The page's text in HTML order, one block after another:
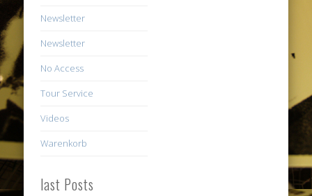
Newsletter
Newsletter
No Access
Tour Service
Videos
Warenkorb
last Posts